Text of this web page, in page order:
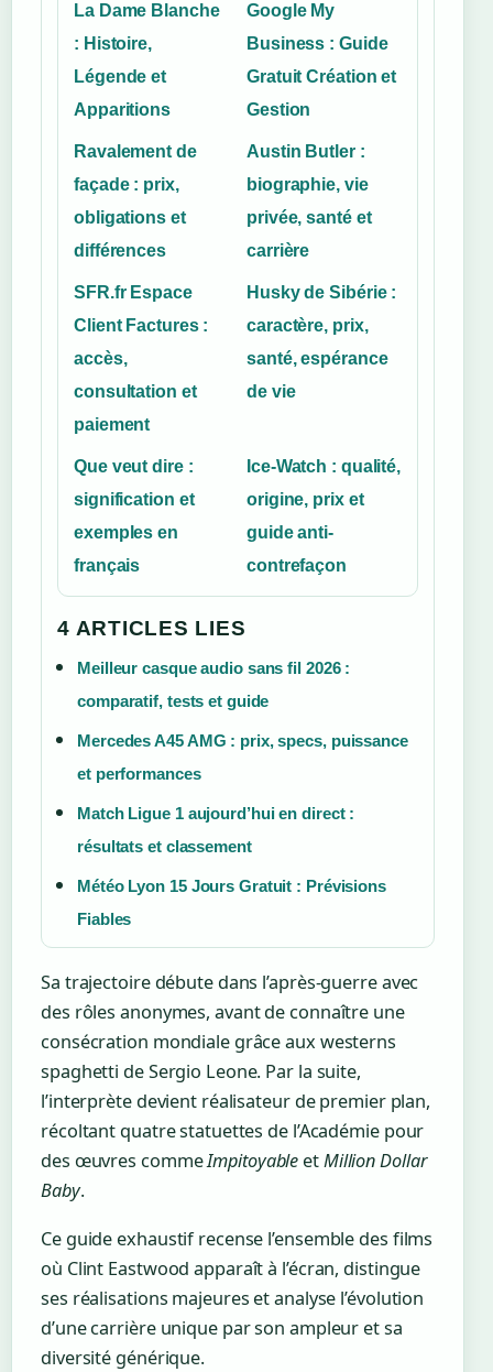
La Dame Blanche
: Histoire,
Légende et
Apparitions
Google My
Business : Guide
Gratuit Création et
Gestion
Ravalement de
façade : prix,
obligations et
différences
Austin Butler :
biographie, vie
privée, santé et
carrière
SFR.fr Espace
Client Factures :
accès,
consultation et
paiement
Husky de Sibérie :
caractère, prix,
santé, espérance
de vie
Que veut dire :
signification et
exemples en
français
Ice-Watch : qualité,
origine, prix et
guide anti-
contrefaçon
4 ARTICLES LIES
Meilleur casque audio sans fil 2026 :
comparatif, tests et guide
Mercedes A45 AMG : prix, specs, puissance
et performances
Match Ligue 1 aujourd’hui en direct :
résultats et classement
Météo Lyon 15 Jours Gratuit : Prévisions
Fiables
Sa trajectoire débute dans l’après-guerre avec
des rôles anonymes, avant de connaître une
consécration mondiale grâce aux westerns
spaghetti de Sergio Leone. Par la suite,
l’interprète devient réalisateur de premier plan,
récoltant quatre statuettes de l’Académie pour
des œuvres commeImpitoyable etMillion Dollar
Baby.
Ce guide exhaustif recense l’ensemble des films
où Clint Eastwood apparaît à l’écran, distingue
ses réalisations majeures et analyse l’évolution
d’une carrière unique par son ampleur et sa
diversité générique.